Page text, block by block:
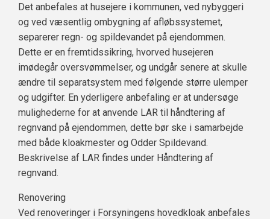
Det anbefales at husejere i kommunen, ved nybyggeri
og ved væsentlig ombygning af afløbssystemet,
separerer regn- og spildevandet på ejendommen.
Dette er en fremtidssikring, hvorved husejeren
imødegår oversvømmelser, og undgår senere at skulle
ændre til separatsystem med følgende større ulemper
og udgifter. En yderligere anbefaling er at undersøge
mulighederne for at anvende LAR til håndtering af
regnvand på ejendommen, dette bør ske i samarbejde
med både kloakmester og Odder Spildevand.
Beskrivelse af LAR findes under Håndtering af
regnvand.
Renovering
Ved renoveringer i Forsyningens hovedkloak anbefales